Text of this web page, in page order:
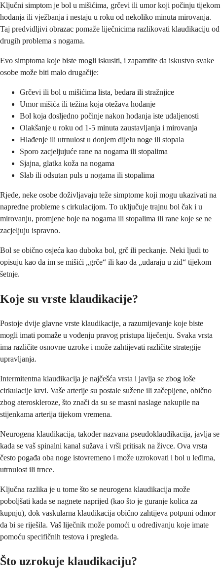
Ključni simptom je bol u mišićima, grčevi ili umor koji počinju tijekom
hodanja ili vježbanja i nestaju u roku od nekoliko minuta mirovanja.
Taj predvidljivi obrazac pomaže liječnicima razlikovati klaudikaciju od
drugih problema s nogama.
Evo simptoma koje biste mogli iskusiti, i zapamtite da iskustvo svake
osobe može biti malo drugačije:
Grčevi ili bol u mišićima lista, bedara ili stražnjice
Umor mišića ili težina koja otežava hodanje
Bol koja dosljedno počinje nakon hodanja iste udaljenosti
Olakšanje u roku od 1-5 minuta zaustavljanja i mirovanja
Hlađenje ili utrnulost u donjem dijelu noge ili stopala
Sporo zacjeljujuće rane na nogama ili stopalima
Sjajna, glatka koža na nogama
Slab ili odsutan puls u nogama ili stopalima
Rjeđe, neke osobe doživljavaju teže simptome koji mogu ukazivati na
napredne probleme s cirkulacijom. To uključuje trajnu bol čak i u
mirovanju, promjene boje na nogama ili stopalima ili rane koje se ne
zacjeljuju ispravno.
Bol se obično osjeća kao duboka bol, grč ili peckanje. Neki ljudi to
opisuju kao da im se mišići „grče“ ili kao da „udaraju u zid“ tijekom
šetnje.
Koje su vrste klaudikacije?
Postoje dvije glavne vrste klaudikacije, a razumijevanje koje biste
mogli imati pomaže u vođenju pravog pristupa liječenju. Svaka vrsta
ima različite osnovne uzroke i može zahtijevati različite strategije
upravljanja.
Intermitentna klaudikacija je najčešća vrsta i javlja se zbog loše
cirkulacije krvi. Vaše arterije su postale sužene ili začepljene, obično
zbog ateroskleroze, što znači da su se masni naslage nakupile na
stijenkama arterija tijekom vremena.
Neurogena klaudikacija, također nazvana pseudoklaudikacija, javlja se
kada se vaš spinalni kanal sužava i vrši pritisak na živce. Ova vrsta
često pogađa oba noge istovremeno i može uzrokovati i bol u leđima,
utrnulost ili trnce.
Ključna razlika je u tome što se neurogena klaudikacija može
poboljšati kada se nagnete naprijed (kao što je guranje kolica za
kupnju), dok vaskularna klaudikacija obično zahtijeva potpuni odmor
da bi se riješila. Vaš liječnik može pomoći u određivanju koje imate
pomoću specifičnih testova i pregleda.
Što uzrokuje klaudikaciju?